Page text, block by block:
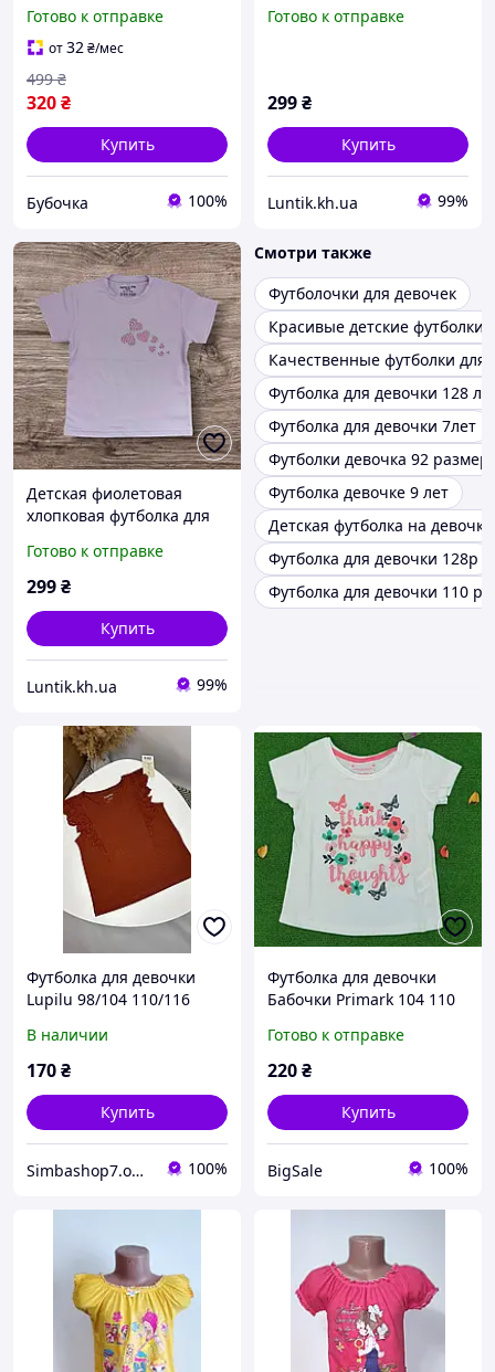
(25091710A)
Готово к отправке
от32₴/мес
320₴
499 ₴
Купить
Бубочка 100%
110, 116, 122, 128 см,
Готово к отправке
299₴
Купить
Luntik.kh.ua 99%
Детская фиолетовая
хлопковая футболка для
110, 116, 128
Готово к отправке
299₴
Купить
Luntik.kh.ua 99%
Смотри также
Футболочки для девочек
Красивые детские футболки
Качественные футболки для
Футболка для девочки 128
Футболка для девочки 7лет
Футболки девочка 92
Футболка девочке 9 лет
Детская футболка на
Футболка для девочки 128р
Футболка для девочки 110 р
Футболка для девочки
Lupilu 98/104 110/116
В наличии
170₴
Купить
Simbashop7.online 100%
Футболка для девочки
Бабочки Primark 104 110
Готово к отправке
220₴
Купить
BigSale 100%